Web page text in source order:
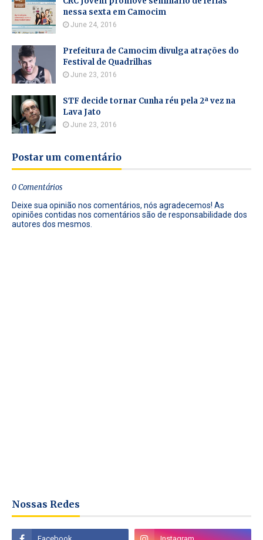
nessa sexta em Camocim
June 24, 2016
Prefeitura de Camocim divulga atrações do
Festival de Quadrilhas
June 23, 2016
STF decide tornar Cunha réu pela 2ª vez na
Lava Jato
June 23, 2016
Postar um comentário
0 Comentários
Deixe sua opinião nos comentários, nós agradecemos! As
opiniões contidas nos comentários são de responsabilidade dos
autores dos mesmos.
Nossas Redes